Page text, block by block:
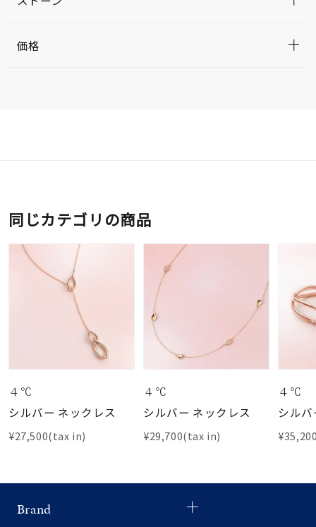
価格
同じカテゴリの商品
４℃
シルバー ネックレス
¥27,500(tax in)
４℃
シルバー ネックレス
¥29,700(tax in)
４℃
シル
Brand